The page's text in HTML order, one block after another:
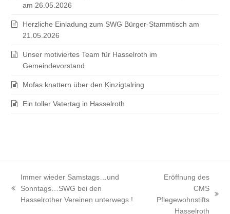
am 26.05.2026
Herzliche Einladung zum SWG Bürger-Stammtisch am
21.05.2026
Unser motiviertes Team für Hasselroth im
Gemeindevorstand
Mofas knattern über den Kinzigtalring
Ein toller Vatertag in Hasselroth
vorheriger
Beitrag:
Immer wieder Samstags…und
Sonntags…SWG bei den
Hasselrother Vereinen unterwegs !
Nächster
Eröffnung des
CMS
Pflegewohnstifts
Hasselroth